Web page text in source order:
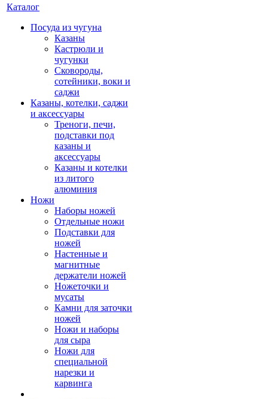
Каталог
Посуда из чугуна
Казаны
Кастрюли и
чугунки
Сковороды,
сотейники, воки и
саджи
Казаны, котелки, саджи
и аксессуары
Треноги, печи,
подставки под
казаны и
аксессуары
Казаны и котелки
из литого
алюминия
Ножи
Наборы ножей
Отдельные ножи
Подставки для
ножей
Настенные и
магнитные
держатели ножей
Ножеточки и
мусаты
Камни для заточки
ножей
Ножи и наборы
для сыра
Ножи для
специальной
нарезки и
карвинга